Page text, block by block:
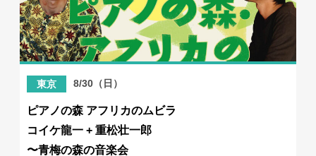
東京 8/30（日）
ピアノの森 アフリカのムビラ
コイケ龍一 + 重松壮一郎
〜青梅の森の音楽会